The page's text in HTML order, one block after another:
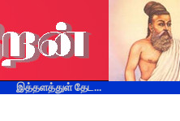
இத்தளத்துள் தேட...